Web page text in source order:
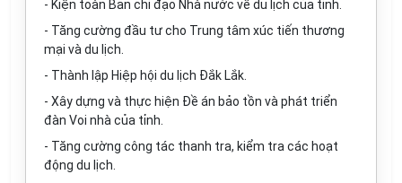
- Kiện toàn Ban chỉ đạo Nhà nước về du lịch của tỉnh.
- Tăng cường đầu tư cho Trung tâm xúc tiến thương
mại và du lịch.
- Thành lập Hiệp hội du lịch Đắk Lắk.
- Xây dựng và thực hiện Đề án bảo tồn và phát triển
đàn Voi nhà của tỉnh.
- Tăng cường công tác thanh tra, kiểm tra các hoạt
động du lịch.